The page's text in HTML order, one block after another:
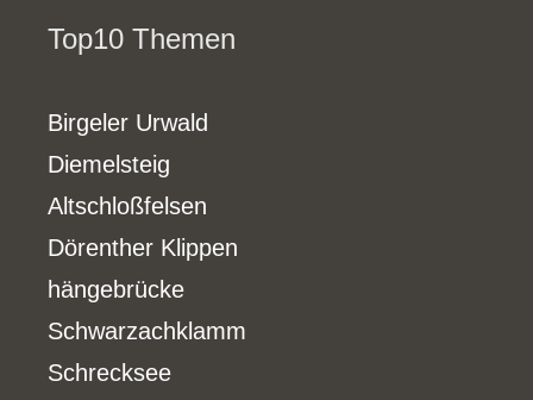
Top10 Themen
Birgeler Urwald
Diemelsteig
Altschloßfelsen
Dörenther Klippen
hängebrücke
Schwarzachklamm
Schrecksee